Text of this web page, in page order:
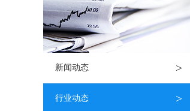
新闻动态 >
行业动态 >